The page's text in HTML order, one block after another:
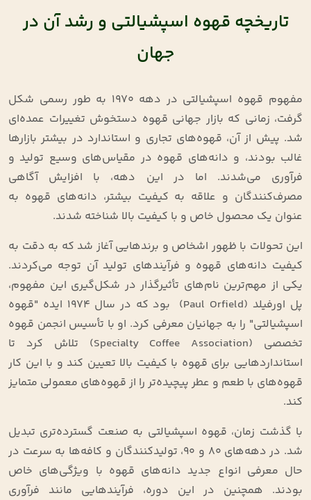
تاریخچه قهوه اسپشیالتی و رشد آن در
جهان
مفهوم قهوه اسپشیالتی در دهه ۱۹۷۰ به طور رسمی شکل
گرفت، زمانی که بازار جهانی قهوه دستخوش تغییرات عمده‌ای
شد. پیش از آن، قهوه‌های تجاری و استاندارد در بیشتر بازارها
غالب بودند، و دانه‌های قهوه در مقیاس‌های وسیع تولید و
فرآوری می‌شدند. اما در این دهه، با افزایش آگاهی
مصرف‌کنندگان و علاقه به کیفیت بیشتر، دانه‌های قهوه به
عنوان یک محصول خاص و با کیفیت بالا شناخته شدند.
این تحولات با ظهور اشخاص و برندهایی آغاز شد که به دقت به
کیفیت دانه‌های قهوه و فرآیندهای تولید آن توجه می‌کردند.
یکی از مهم‌ترین نام‌های تأثیرگذار در شکل‌گیری این مفهوم،
پل اورفیلد (Paul Orfield)
بود که در سال
۱۹۷۴ ایده "قهوه
اسپشیالتی" را به جهانیان معرفی کرد. او با تأسیس انجمن قهوه
تخصصی (Specialty Coffee Association) تلاش کرد تا
استانداردهایی برای قهوه با کیفیت بالا تعیین کند و با این کار
قهوه‌های با طعم و عطر پیچیده‌تر را از قهوه‌های معمولی متمایز
کند.
با گذشت زمان، قهوه اسپشیالتی به صنعت گسترده‌تری تبدیل
شد. در دهه‌های ۸۰ و ۹۰، تولیدکنندگان و کافه‌ها به سرعت در
حال معرفی انواع جدید دانه‌های قهوه با ویژگی‌های خاص
بودند. همچنین در این دوره، فرآیندهایی مانند فرآوری